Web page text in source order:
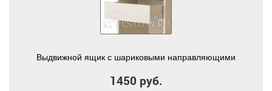
Выдвижной ящик с шариковыми направляющими
1450 руб.